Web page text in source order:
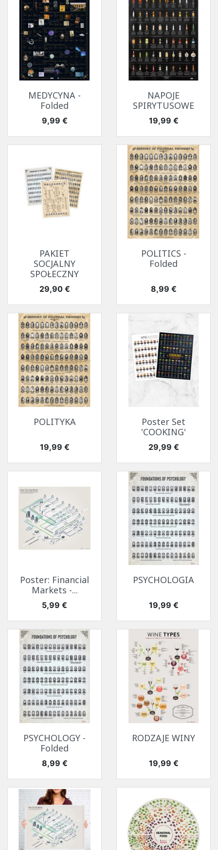
MEDYCYNA -
Folded
Cena
9,99 €
NAPOJE
SPIRYTUSOWE
Cena
19,99 €
PAKIET
SOCJALNY
SPOŁECZNY
Cena
29,90 €
POLITICS -
Folded
Cena
8,99 €
POLITYKA
Cena
19,99 €
Poster Set
'COOKING'
Cena
29,99 €
Poster: Financial
Markets -...
Cena
5,99 €
PSYCHOLOGIA
Cena
19,99 €
PSYCHOLOGY -
Folded
Cena
8,99 €
RODZAJE WINY
Cena
19,99 €